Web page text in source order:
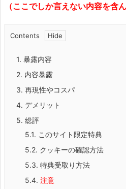
（ここでしか言えない内容を含
Contents
1. 暴露内容
2. 内容暴露
3. 再現性やコスパ
4. デメリット
5. 総評
5.1. このサイト限定特典
5.2. クッキーの確認方法
5.3. 特典受取り方法
5.4. 注意